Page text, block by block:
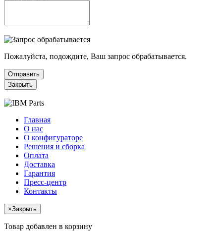
Пожалуйста, подождите, Ваш запрос обрабатывается.
Отправить
Закрыть
Главная
О нас
О конфигураторе
Решения и сборка
Оплата
Доставка
Гарантия
Пресс-центр
Контакты
×Закрыть
Товар добавлен в корзину